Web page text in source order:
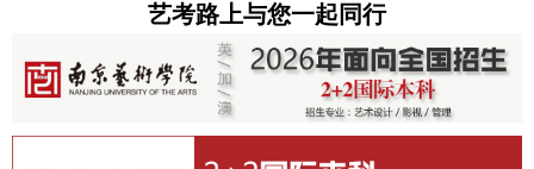
艺考路上与您一起同行